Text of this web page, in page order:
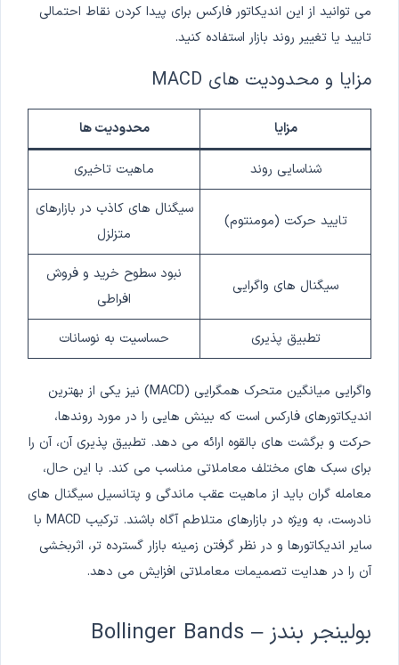
می توانید از این اندیکاتور فارکس برای پیدا کردن نقاط احتمالی
تایید یا تغییر روند بازار استفاده کنید.
مزایا و محدودیت های MACD
مزایا محدودیت ها
شناسایی روند ماهیت تاخیری
تایید حرکت (مومنتوم)
سیگنال های کاذب در بازارهای
متزلزل
سیگنال های واگرایی
نبود سطوح خرید و فروش
افراطی
تطبیق پذیری
حساسیت به نوسانات
واگرایی میانگین متحرک همگرایی (MACD) نیز یکی از بهترین
اندیکاتورهای فارکس است که بینش هایی را در مورد روندها،
حرکت و برگشت های بالقوه ارائه می دهد. تطبیق پذیری آن، آن را
برای سبک های مختلف معاملاتی مناسب می کند. با این حال،
معامله گران باید از ماهیت عقب ماندگی و پتانسیل سیگنال های
نادرست، به ویژه در بازارهای متلاطم آگاه باشند. ترکیب MACD با
سایر اندیکاتورها و در نظر گرفتن زمینه بازار گسترده تر، اثربخشی
آن را در هدایت تصمیمات معاملاتی افزایش می دهد.
بولینجر بندز – Bollinger Bands